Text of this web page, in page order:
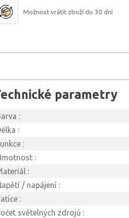
Možnost vrátit zboží do 30 dní
parametry
:
:
:
:
:
/ napájení :
:
světelných zdrojů :